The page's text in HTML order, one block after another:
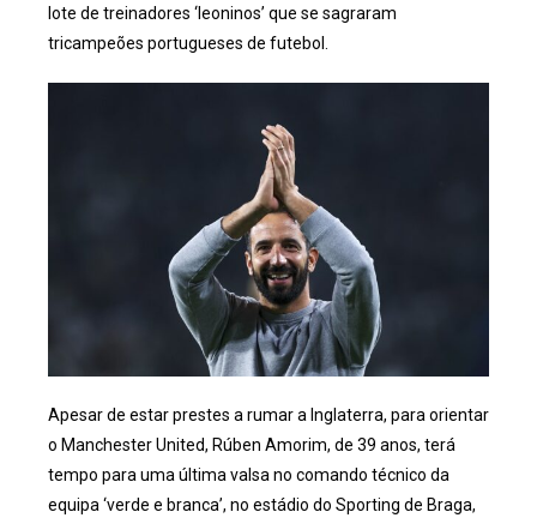
lote de treinadores ‘leoninos’ que se sagraram
tricampeões portugueses de futebol.
Apesar de estar prestes a rumar a Inglaterra, para orientar
o Manchester United, Rúben Amorim, de 39 anos, terá
tempo para uma última valsa no comando técnico da
equipa ‘verde e branca’, no estádio do Sporting de Braga,